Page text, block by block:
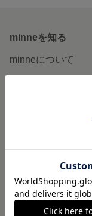
minneを知る
minneについて
作品販売について